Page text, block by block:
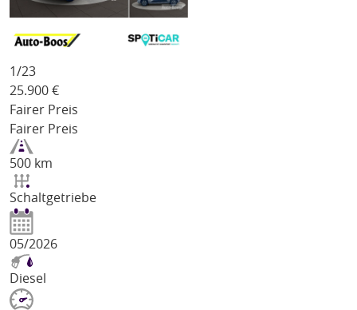
1/23
25.900 €
Fairer Preis
Fairer Preis
500 km
Schaltgetriebe
05/2026
Diesel